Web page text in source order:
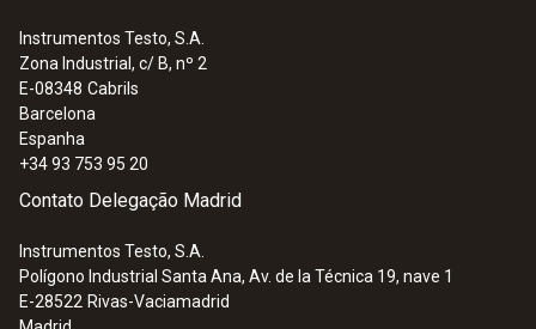
Instrumentos Testo, S.A.
Zona Industrial, c/ B, nº 2
E-08348 Cabrils
Barcelona
Espanha
+34 93 753 95 20
Contato Delegação Madrid
Instrumentos Testo, S.A.
Polígono Industrial Santa Ana, Av. de la Técnica 19, nave 1
E-28522 Rivas-Vaciamadrid